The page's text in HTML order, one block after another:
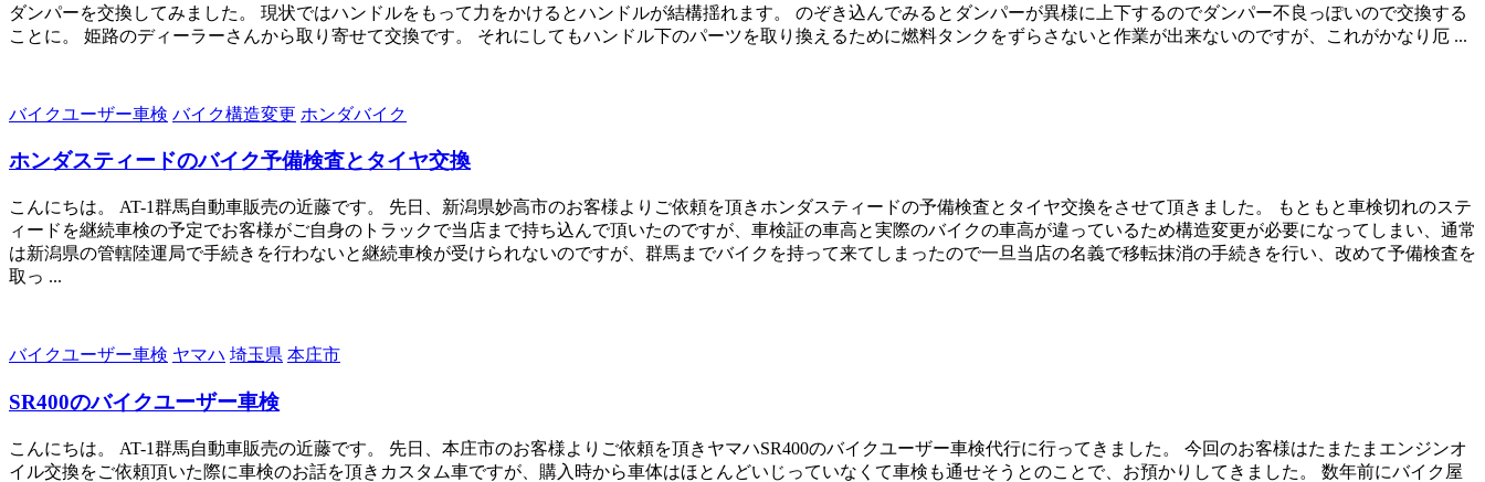
ダンパーを交換してみました。 現状ではハンドルをもって力をかけるとハンドルが結構揺れます。 のぞき込んでみるとダンパーが異様に上下するのでダンパー不良っぽいので交換する
ことに。 姫路のディーラーさんから取り寄せて交換です。 それにしてもハンドル下のパーツを取り換えるために燃料タンクをずらさないと作業が出来ないのですが、これがかなり厄 ...
バイクユーザー車検 バイク構造変更 ホンダバイク
ホンダスティードのバイク予備検査とタイヤ交換
こんにちは。 AT-1群馬自動車販売の近藤です。 先日、新潟県妙高市のお客様よりご依頼を頂きホンダスティードの予備検査とタイヤ交換をさせて頂きました。 もともと車検切れのステ
ィードを継続車検の予定でお客様がご自身のトラックで当店まで持ち込んで頂いたのですが、車検証の車高と実際のバイクの車高が違っているため構造変更が必要になってしまい、通常
は新潟県の管轄陸運局で手続きを行わないと継続車検が受けられないのですが、群馬までバイクを持って来てしまったので一旦当店の名義で移転抹消の手続きを行い、改めて予備検査を
取っ ...
バイクユーザー車検 ヤマハ 埼玉県 本庄市
SR400のバイクユーザー車検
こんにちは。 AT-1群馬自動車販売の近藤です。 先日、本庄市のお客様よりご依頼を頂きヤマハSR400のバイクユーザー車検代行に行ってきました。 今回のお客様はたまたまエンジンオ
イル交換をご依頼頂いた際に車検のお話を頂きカスタム車ですが、購入時から車体はほとんどいじっていなくて車検も通せそうとのことで、お預かりしてきました。 数年前にバイク屋